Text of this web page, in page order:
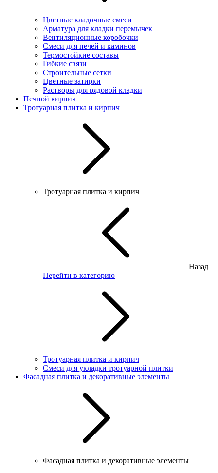
Цветные кладочные смеси
Арматура для кладки перемычек
Вентиляционные коробочки
Смеси для печей и каминов
Термостойкие составы
Гибкие связи
Строительные сетки
Цветные затирки
Растворы для рядовой кладки
Печной кирпич
Тротуарная плитка и кирпич
Тротуарная плитка и кирпич
Назад
Перейти в категорию
Тротуарная плитка и кирпич
Смеси для укладки тротуарной плитки
Фасадная плитка и декоративные элементы
Фасадная плитка и декоративные элементы